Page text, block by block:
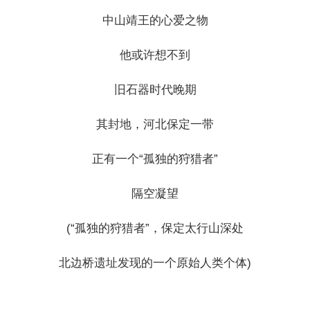
中山靖王的心爱之物
他或许想不到
旧石器时代晚期
其封地，河北保定一带
正有一个“孤独的狩猎者”
隔空凝望
(“孤独的狩猎者”，保定太行山深处
北边桥遗址发现的一个原始人类个体)